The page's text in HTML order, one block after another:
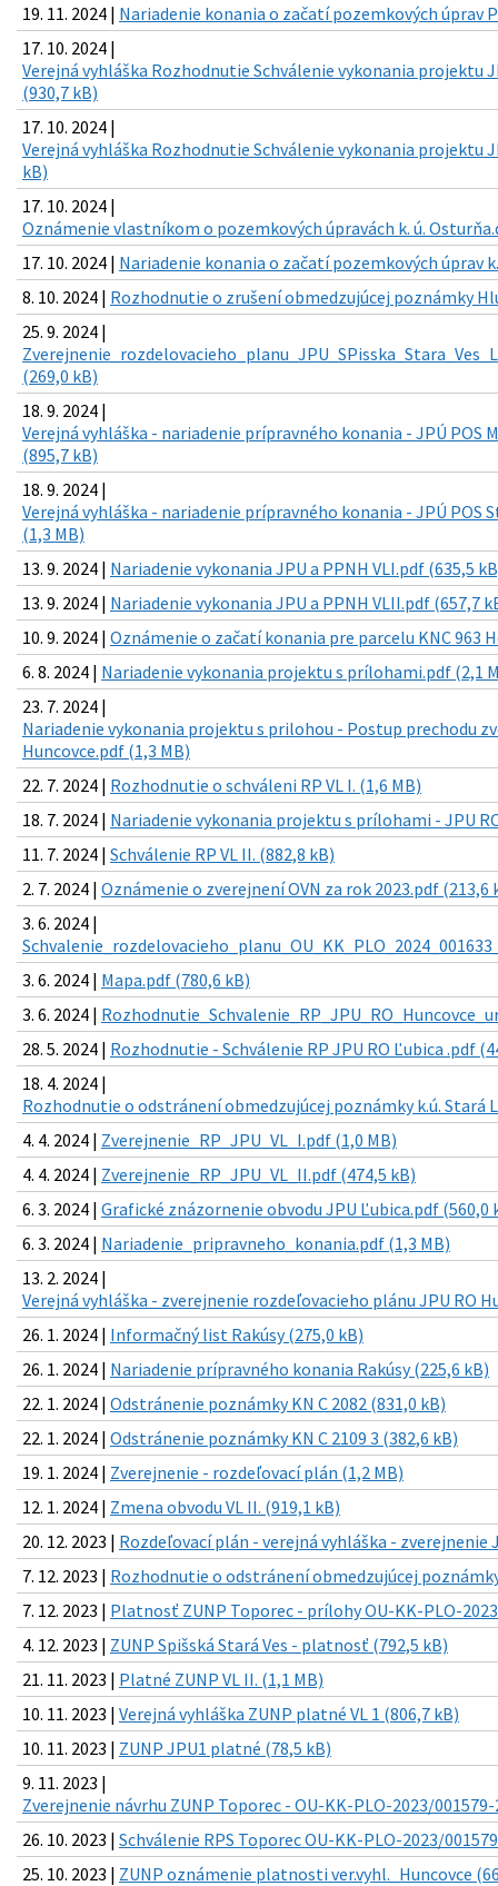
19. 11. 2024 | Nariadenie konania o začatí pozemkových úprav
17. 10. 2024 |
Verejná vyhláška Rozhodnutie Schválenie vykonania projektu
(930,7 kB)
17. 10. 2024 |
Verejná vyhláška Rozhodnutie Schválenie vykonania projektu
kB)
17. 10. 2024 |
Oznámenie vlastníkom o pozemkových úpravách k. ú.
17. 10. 2024 | Nariadenie konania o začatí pozemkových úprav
8. 10. 2024 | Rozhodnutie o zrušení obmedzujúcej poznámky
25. 9. 2024 |
(269,0 kB)
18. 9. 2024 |
Verejná vyhláška - nariadenie prípravného konania - JPÚ POS
(895,7 kB)
18. 9. 2024 |
Verejná vyhláška - nariadenie prípravného konania - JPÚ POS
(1,3 MB)
13. 9. 2024 | Nariadenie vykonania JPU a PPNH VLI.pdf (635,5
13. 9. 2024 | Nariadenie vykonania JPU a PPNH VLII.pdf (657,7
10. 9. 2024 | Oznámenie o začatí konania pre parcelu KNC 963
6. 8. 2024 | Nariadenie vykonania projektu s prílohami.pdf (2,1
23. 7. 2024 |
Nariadenie vykonania projektu s prilohou - Postup prechodu
Huncovce.pdf (1,3 MB)
22. 7. 2024 | Rozhodnutie o schváleni RP VL I. (1,6 MB)
18. 7. 2024 | Nariadenie vykonania projektu s prílohami - JPU
11. 7. 2024 | Schválenie RP VL II. (882,8 kB)
2. 7. 2024 | Oznámenie o zverejnení OVN za rok 2023.pdf (213,6
3. 6. 2024 |
3. 6. 2024 | Mapa.pdf (780,6 kB)
3. 6. 2024 |
28. 5. 2024 | Rozhodnutie - Schválenie RP JPU RO Ľubica .pdf
18. 4. 2024 |
Rozhodnutie o odstránení obmedzujúcej poznámky k.ú. Stará
4. 4. 2024 | Zverejnenie_RP_JPU_VL_I.pdf (1,0 MB)
4. 4. 2024 | Zverejnenie_RP_JPU_VL_II.pdf (474,5 kB)
6. 3. 2024 | Grafické znázornenie obvodu JPU Ľubica.pdf (560,0
6. 3. 2024 | Nariadenie_pripravneho_konania.pdf (1,3 MB)
13. 2. 2024 |
Verejná vyhláška - zverejnenie rozdeľovacieho plánu JPU RO
26. 1. 2024 | Informačný list Rakúsy (275,0 kB)
26. 1. 2024 | Nariadenie prípravného konania Rakúsy (225,6 kB)
22. 1. 2024 | Odstránenie poznámky KN C 2082 (831,0 kB)
22. 1. 2024 | Odstránenie poznámky KN C 2109 3 (382,6 kB)
19. 1. 2024 | Zverejnenie - rozdeľovací plán (1,2 MB)
12. 1. 2024 | Zmena obvodu VL II. (919,1 kB)
20. 12. 2023 | Rozdeľovací plán - verejná vyhláška - zverejnenie
7. 12. 2023 | Rozhodnutie o odstránení obmedzujúcej
7. 12. 2023 | Platnosť ZUNP Toporec - prílohy OU-KK-PLO-
4. 12. 2023 | ZUNP Spišská Stará Ves - platnosť (792,5 kB)
21. 11. 2023 | Platné ZUNP VL II. (1,1 MB)
10. 11. 2023 | Verejná vyhláška ZUNP platné VL 1 (806,7 kB)
10. 11. 2023 | ZUNP JPU1 platné (78,5 kB)
9. 11. 2023 |
Zverejnenie návrhu ZUNP Toporec - OU-KK-PLO-2023/
26. 10. 2023 | Schválenie RPS Toporec OU-KK-PLO-2023/
25. 10. 2023 | ZUNP oznámenie platnosti ver.vyhl._Huncovce